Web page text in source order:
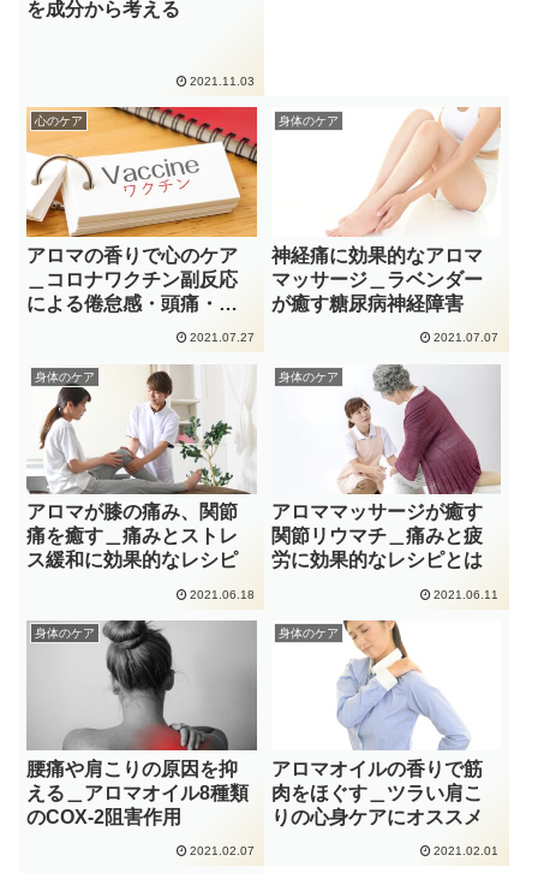
を成分から考える
2021.11.03
心のケア
アロマの香りで心のケア
＿コロナワクチン副反応
による倦怠感・頭痛・吐
2021.07.27
身体のケア
神経痛に効果的なアロマ
マッサージ＿ラベンダー
が癒す糖尿病神経障害
2021.07.07
身体のケア
アロマが膝の痛み、関節
痛を癒す＿痛みとストレ
ス緩和に効果的なレシピ
2021.06.18
身体のケア
アロママッサージが癒す
関節リウマチ＿痛みと疲
労に効果的なレシピとは
2021.06.11
身体のケア
腰痛や肩こりの原因を抑
える＿アロマオイル8種類
のCOX-2阻害作用
2021.02.07
身体のケア
アロマオイルの香りで筋
肉をほぐす＿ツラい肩こ
りの心身ケアにオススメ
2021.02.01